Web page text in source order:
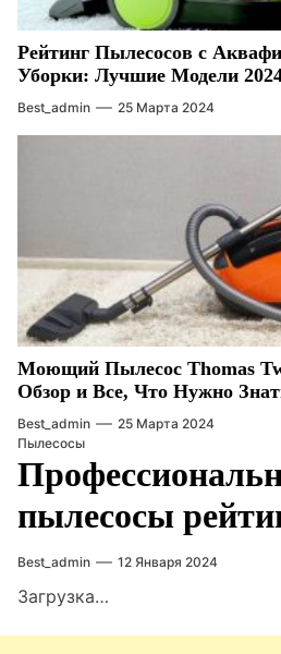
Рейтинг Пылесосов с
Уборки: Лучшие Модели
Best_admin 25 Марта 2024
Моющий Пылесос Thomas
Обзор и Все, Что Нужно
Best_admin
25 Марта 2024
Пылесосы
пылесосы
Best_admin 12 Января 2024
Загрузка…